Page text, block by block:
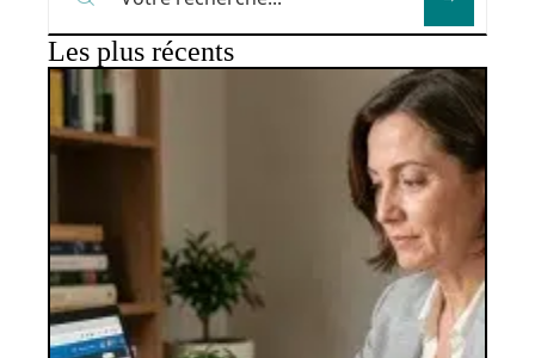
Les plus récents